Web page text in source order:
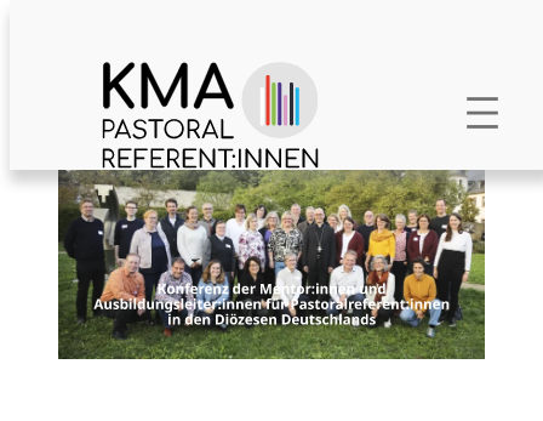
Zum
Inhalt
springen